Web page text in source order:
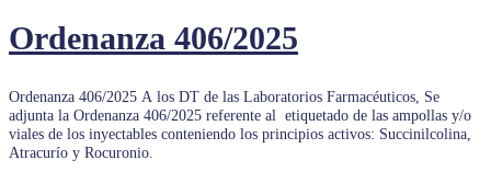
Ordenanza 406/2025
Ordenanza 406/2025 A los DT de las Laboratorios Farmacéuticos, Se
adjunta la Ordenanza 406/2025 referente al etiquetado de las ampollas y/o
viales de los inyectables conteniendo los principios activos: Succinilcolina,
Atracurío y Rocuronio.